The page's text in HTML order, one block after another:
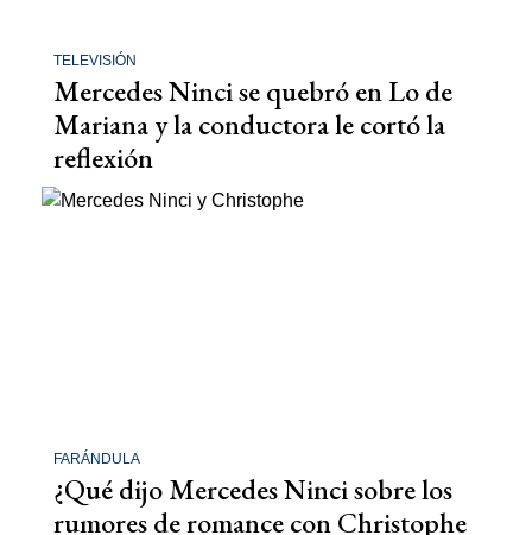
TELEVISIÓN
Mercedes Ninci se quebró en Lo de
Mariana y la conductora le cortó la
reflexión
FARÁNDULA
¿Qué dijo Mercedes Ninci sobre los
rumores de romance con Christophe